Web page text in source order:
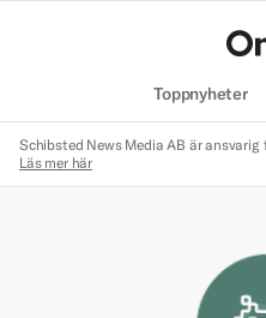
Toppnyheter
Schibsted News Media AB är
Läs mer här